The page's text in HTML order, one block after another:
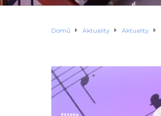
Domů Aktuality Aktuality